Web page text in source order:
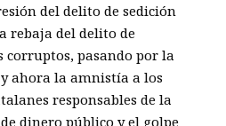
del delito de sedición
rebaja del delito de
pasando por la
ahora la amnistía a los
responsables de la
dinero público y el golpe